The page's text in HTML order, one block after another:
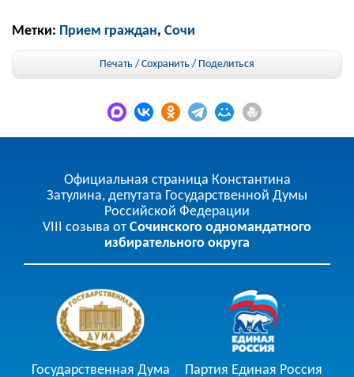
Метки: Прием граждан, Сочи
Печать / Сохранить / Поделиться
Официальная страница Константина
Затулина, депутата Государственной Думы
Российской Федерации
VIII созыва от Сочинского одномандатного
избирательного округа
Государственная Дума
Партия Единая Россия